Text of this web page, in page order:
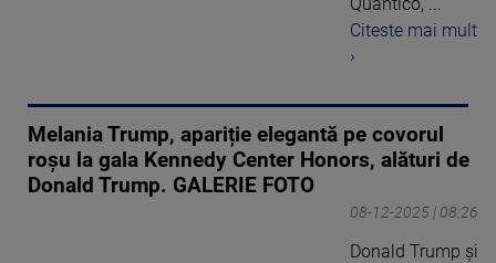
Citeste mai mult
›
Melania Trump, apariție elegantă pe covorul
roșu la gala Kennedy Center Honors, alături de
Donald Trump. GALERIE FOTO
08-12-2025 | 08:26
Donald Trump și